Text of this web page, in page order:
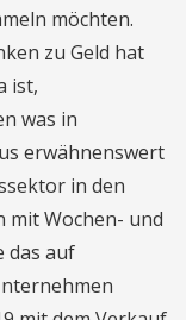
möchten.
zu Geld hat
ist,
was in
erwähnenswert
in den
mit Wochen- und
das auf